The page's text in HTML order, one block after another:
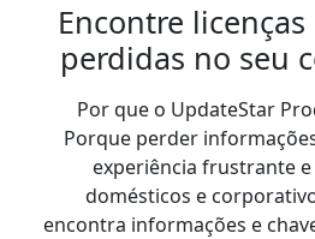
Encontre
perdidas no seu
Por que o UpdateStar
Porque perder
experiência frustrante
domésticos e
encontra informações e